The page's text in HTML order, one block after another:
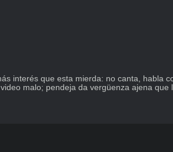
interés que esta mierda: no canta, habla
malo; pendeja da vergüenza ajena que